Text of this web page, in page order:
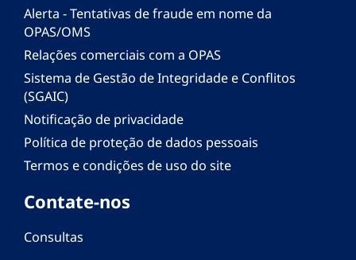
Alerta - Tentativas de fraude em nome da
OPAS/OMS
Relações comerciais com a OPAS
Sistema de Gestão de Integridade e Conflitos
(SGAIC)
Notificação de privacidade
Política de proteção de dados pessoais
Termos e condições de uso do site
Contate-nos
Consultas